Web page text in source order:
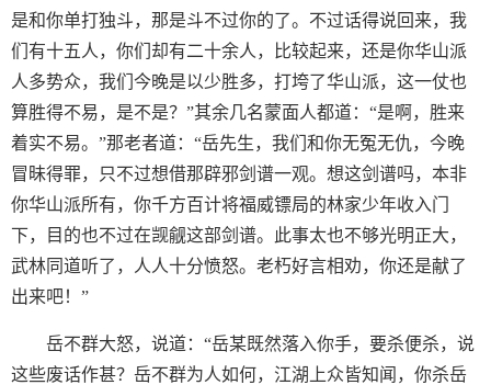
是和你单打独斗，那是斗不过你的了。不过话得说回来，我
们有十五人，你们却有二十余人，比较起来，还是你华山派
人多势众，我们今晚是以少胜多，打垮了华山派，这一仗也
算胜得不易，是不是？”其余几名蒙面人都道：“是啊，胜来
着实不易。”那老者道：“岳先生，我们和你无冤无仇，今晚
冒昧得罪，只不过想借那辟邪剑谱一观。想这剑谱吗，本非
你华山派所有，你千方百计将福威镖局的林家少年收入门
下，目的也不过在觊觎这部剑谱。此事太也不够光明正大，
武林同道听了，人人十分愤怒。老朽好言相劝，你还是献了
出来吧！”
岳不群大怒，说道：“岳某既然落入你手，要杀便杀，说
这些废话作甚？岳不群为人如何，江湖上众皆知闻，你杀岳